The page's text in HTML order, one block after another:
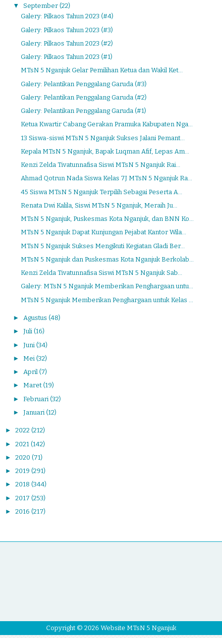
▼ September (22)
Galery: Pilkaos Tahun 2023 (#4)
Galery: Pilkaos Tahun 2023 (#3)
Galery: Pilkaos Tahun 2023 (#2)
Galery: Pilkaos Tahun 2023 (#1)
MTsN 5 Nganjuk Gelar Pemilihan Ketua dan Wakil Ket...
Galery: Pelantikan Penggalang Garuda (#3)
Galery: Pelantikan Penggalang Garuda (#2)
Galery: Pelantikan Penggalang Garuda (#1)
Ketua Kwartir Cabang Gerakan Pramuka Kabupaten Nga...
13 Siswa-siswi MTsN 5 Nganjuk Sukses Jalani Pemant...
Kepala MTsN 5 Nganjuk, Bapak Luqman Afif, Lepas Am...
Kenzi Zelda Tivatunnafisa Siswi MTsN 5 Nganjuk Rai...
Ahmad Qotrun Nada Siswa Kelas 7J MTsN 5 Nganjuk Ra...
45 Siswa MTsN 5 Nganjuk Terpilih Sebagai Peserta A...
Renata Dwi Kalila, Siswi MTsN 5 Nganjuk, Meraih Ju...
MTsN 5 Nganjuk, Puskesmas Kota Nganjuk, dan BNN Ko...
MTsN 5 Nganjuk Dapat Kunjungan Pejabat Kantor Wila...
MTsN 5 Nganjuk Sukses Mengikuti Kegiatan Gladi Ber...
MTsN 5 Nganjuk dan Puskesmas Kota Nganjuk Berkolab...
Kenzi Zelda Tivatunnafisa Siswi MTsN 5 Nganjuk Sab...
Galery: MTsN 5 Nganjuk Memberikan Penghargaan untu...
MTsN 5 Nganjuk Memberikan Penghargaan untuk Kelas ...
► Agustus (48)
► Juli (16)
► Juni (34)
► Mei (32)
► April (7)
► Maret (19)
► Februari (32)
► Januari (12)
► 2022 (212)
► 2021 (142)
► 2020 (71)
► 2019 (291)
► 2018 (344)
► 2017 (253)
► 2016 (217)
Copyright © 2026 Website MTsN 5 Nganjuk